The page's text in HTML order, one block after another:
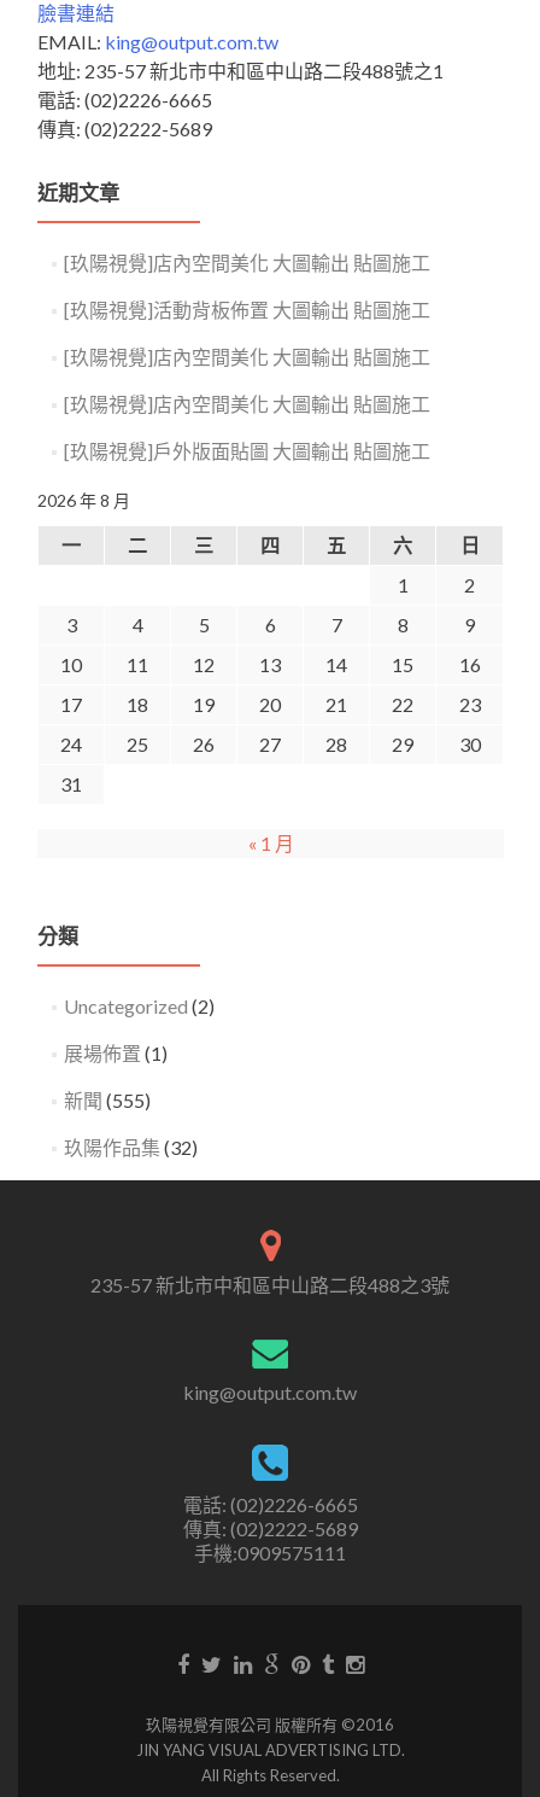
臉書連結
EMAIL: king@output.com.tw
地址: 235-57 新北市中和區中山路二段488號之1
電話: (02)2226-6665
傳真: (02)2222-5689
近期文章
[玖陽視覺]店內空間美化 大圖輸出 貼圖施工
[玖陽視覺]活動背板佈置 大圖輸出 貼圖施工
[玖陽視覺]店內空間美化 大圖輸出 貼圖施工
[玖陽視覺]店內空間美化 大圖輸出 貼圖施工
[玖陽視覺]戶外版面貼圖 大圖輸出 貼圖施工
2026 年 8 月
一 二 三 四 五 六
日
1
2
3
4 5 6 7 8
9
10
11 12 13 14 15
16
17
18 19 20 21 22
23
24
25 26 27 28 29
30
31
« 1 月
分類
Uncategorized (2)
展場佈置 (1)
新聞 (555)
玖陽作品集 (32)
235-57 新北市中和區中山路二段488之3號
king@output.com.tw
電話: (02)2226-6665
傳真: (02)2222-5689
手機:0909575111
玖陽視覺有限公司 版權所有 ©2016
JIN YANG VISUAL ADVERTISING LTD.
All Rights Reserved.